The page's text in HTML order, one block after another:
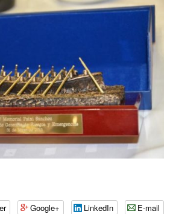
Google+ LinkedIn E-mail